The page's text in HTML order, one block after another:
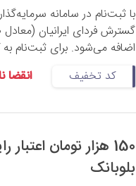
اضافه می‌شود. برای ثبت‌نام
کد تخفیف
150 هزار تومان
بلوبانک